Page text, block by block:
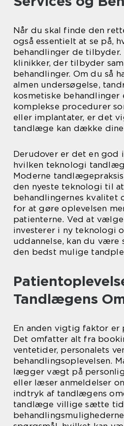
Når du skal finde den
også essentielt at se på,
behandlinger de tilbyder.
klinikker, der tilbyder
behandlinger. Om du så
almen undersøgelse,
kosmetiske behandlinger
komplekse procedurer
eller implantater, er det
tandlæge kan dække
Derudover er det en god
hvilken teknologi
Moderne
den nyeste teknologi til
behandlingernes kvalitet
for at gøre oplevelsen
patienterne. Ved at
investerer i ny teknologi
uddannelse, kan du være
den bedst mulige
Tandlægens
En anden vigtig faktor er
Det omfatter alt fra
ventetider, personalets
behandlingsoplevelsen.
lægger vægt på
eller læser anmeldelser
indtryk af tandlægens
tandlæge villige sætte